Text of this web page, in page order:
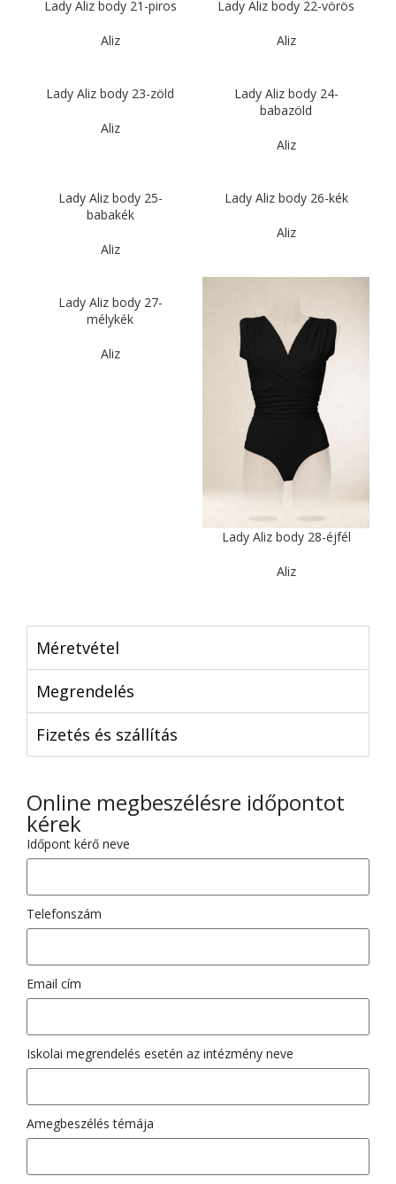
Lady Aliz body 21-piros
Aliz
Lady Aliz body 22-vörös
Aliz
Lady Aliz body 23-zöld
Aliz
Lady Aliz body 24-
babazöld
Aliz
Lady Aliz body 25-
babakék
Aliz
Lady Aliz body 26-kék
Aliz
Lady Aliz body 27-
mélykék
Aliz
Lady Aliz body 28-éjfél
Aliz
Méretvétel
Megrendelés
Fizetés és szállítás
Online megbeszélésre időpontot
kérek
Időpont kérő neve
Telefonszám
Email cím
Iskolai megrendelés esetén az intézmény neve
Amegbeszélés témája